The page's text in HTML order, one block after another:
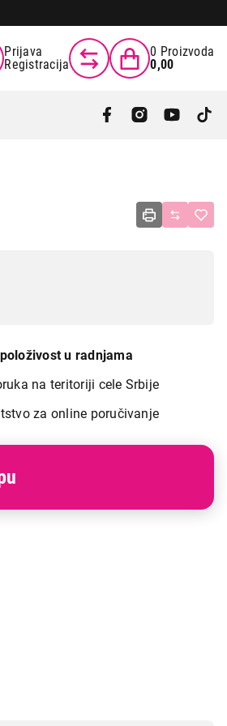
Prijava
Registracija
0 Proizvoda
0,00
u radnjama
na teritoriji cele Srbije
za online poručivanje